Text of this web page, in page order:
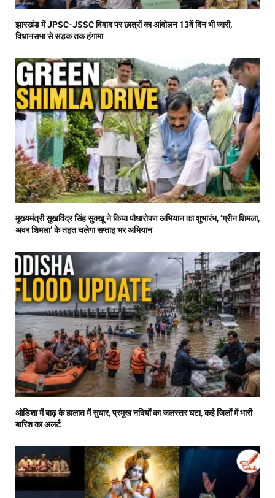
झारखंड में JPSC-JSSC विवाद पर छात्रों का आंदोलन 13वें दिन भी जारी,
विधानसभा से सड़क तक हंगामा
मुख्यमंत्री सुखविंद्र सिंह सुक्खू ने किया पौधारोपण अभियान का शुभारंभ, ‘ग्रीन शिमला,
अवर शिमला’ के तहत चलेगा सप्ताह भर अभियान
ओडिशा में बाढ़ के हालात में सुधार, प्रमुख नदियों का जलस्तर घटा, कई जिलों में भारी
बारिश का अलर्ट